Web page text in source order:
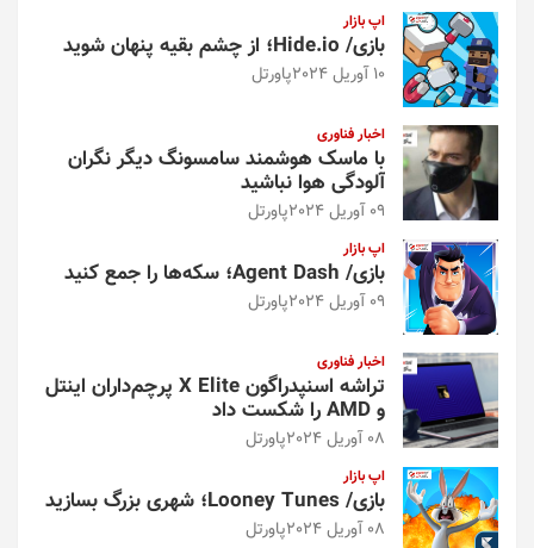
اپ بازار
بازی/ Hide.io؛ از چشم بقیه پنهان شوید
10 آوریل 2024 پاورتل
اخبار فناوری
با ماسک هوشمند سامسونگ دیگر نگران
آلودگی هوا نباشید
09 آوریل 2024 پاورتل
اپ بازار
بازی/ Agent Dash؛ سکه‌ها را جمع کنید
09 آوریل 2024 پاورتل
اخبار فناوری
تراشه اسنپدراگون X Elite پرچم‌داران اینتل
و AMD را شکست داد
08 آوریل 2024 پاورتل
اپ بازار
بازی/ Looney Tunes؛ شهری بزرگ بسازید
08 آوریل 2024 پاورتل